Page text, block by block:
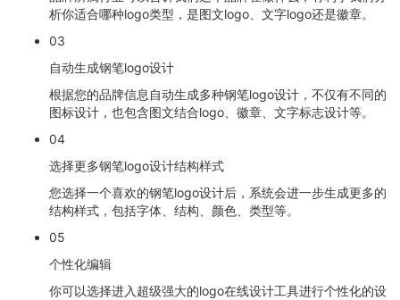
析你适合哪种logo类型，是图文logo、文字logo还是徽章。
03
自动生成钢笔logo设计
根据您的品牌信息自动生成多种钢笔logo设计，不仅有不同的
图标设计，也包含图文结合logo、徽章、文字标志设计等。
04
选择更多钢笔logo设计结构样式
您选择一个喜欢的钢笔logo设计后，系统会进一步生成更多的
结构样式，包括字体、结构、颜色、类型等。
05
个性化编辑
你可以选择进入超级强大的logo在线设计工具进行个性化的设